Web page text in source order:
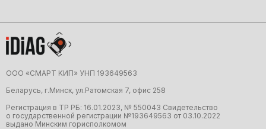
ООО «CMAРТ KИП» УНП 19З64956З
Беларусь, г.Минск, ул.Ратомская 7, офис 258
Регистрация в ТР РБ: 16.01.2023, № 550043 Свидетельство
о государственной регистрации №19З64956З от 03.10.2022
выдано Минским горисполкомом